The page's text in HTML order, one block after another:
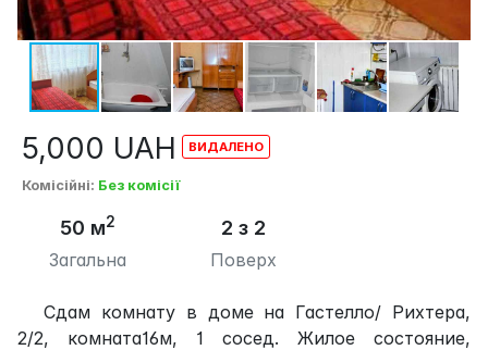
5,000 UAH
Комісійні: Без комісії
50 м2
Загальна
2 з 2
Поверх
Сдам комнату в доме на Гастелло/ Рихтера,
2/2, комната16м, 1 сосед. Жилое состояние,